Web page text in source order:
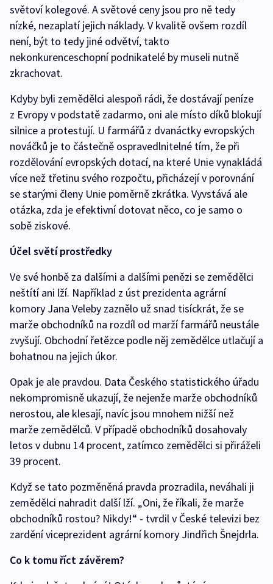
světoví kolegové. A světové ceny jsou pro ně tedy
nízké, nezaplatí jejich náklady. V kvalitě ovšem rozdíl
není, být to tedy jiné odvětví, takto
nekonkurenceschopní podnikatelé by museli nutně
zkrachovat.
Kdyby byli zemědělci alespoň rádi, že dostávají peníze
z Evropy v podstatě zadarmo, oni ale místo díků blokují
silnice a protestují. U farmářů z dvanáctky evropských
nováčků je to částečně ospravedlnitelné tím, že při
rozdělování evropských dotací, na které Unie vynakládá
více než třetinu svého rozpočtu, přicházejí v porovnání
se starými členy Unie poměrně zkrátka. Vyvstává ale
otázka, zda je efektivní dotovat něco, co je samo o
sobě ziskové.
Účel světí prostředky
Ve své honbě za dalšími a dalšími penězi se zemědělci
neštítí ani lží. Například z úst prezidenta agrární
komory Jana Veleby zaznělo už snad tisíckrát, že se
marže obchodníků na rozdíl od marží farmářů neustále
zvyšují. Obchodní řetězce podle něj zemědělce utlačují a
bohatnou na jejich úkor.
Opak je ale pravdou. Data Českého statistického úřadu
nekompromisně ukazují, že nejenže marže obchodníků
nerostou, ale klesají, navíc jsou mnohem nižší než
marže zemědělců. V případě obchodníků dosahovaly
letos v dubnu 14 procent, zatímco zemědělci si přiráželi
39 procent.
Když se tato pozměněná pravda prozradila, neváhali ji
zemědělci nahradit další lží. „Oni, že říkali, že marže
obchodníků rostou? Nikdy!“ - tvrdil v České televizi bez
zardění viceprezident agrární komory Jindřich Šnejdrla.
Co k tomu říct závěrem?